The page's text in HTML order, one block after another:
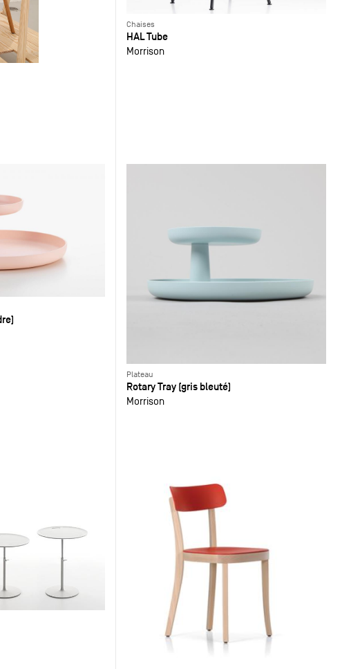
Chaises
HAL Tube
Morrison
Plateau
Rotary Tray (gris bleuté)
Morrison